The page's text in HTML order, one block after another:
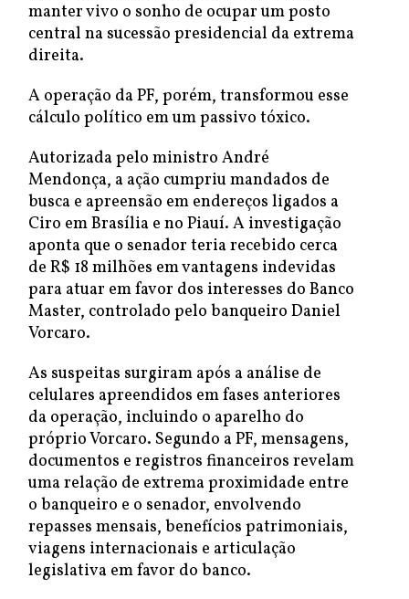
manter vivo o sonho de ocupar um posto
central na sucessão presidencial da extrema
direita.
A operação da PF, porém, transformou esse
cálculo político em um passivo tóxico.
Autorizada pelo ministro André
Mendonça, a ação cumpriu mandados de
busca e apreensão em endereços ligados a
Ciro em Brasília e no Piauí. A investigação
aponta que o senador teria recebido cerca
de R$ 18 milhões em vantagens indevidas
para atuar em favor dos interesses do Banco
Master, controlado pelo banqueiro Daniel
Vorcaro.
As suspeitas surgiram após a análise de
celulares apreendidos em fases anteriores
da operação, incluindo o aparelho do
próprio Vorcaro. Segundo a PF, mensagens,
documentos e registros financeiros revelam
uma relação de extrema proximidade entre
o banqueiro e o senador, envolvendo
repasses mensais, benefícios patrimoniais,
viagens internacionais e articulação
legislativa em favor do banco.